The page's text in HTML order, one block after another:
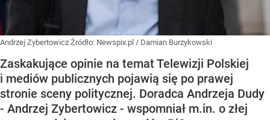
Andrzej Zybertowicz Źródło: Newspix.pl / Damian Burzykowski
Zaskakujące opinie na temat Telewizji Polskiej
i mediów publicznych pojawią się po prawej
stronie sceny politycznej. Doradca Andrzeja Dudy
- Andrzej Zybertowicz - wspomniał m.in. o złej